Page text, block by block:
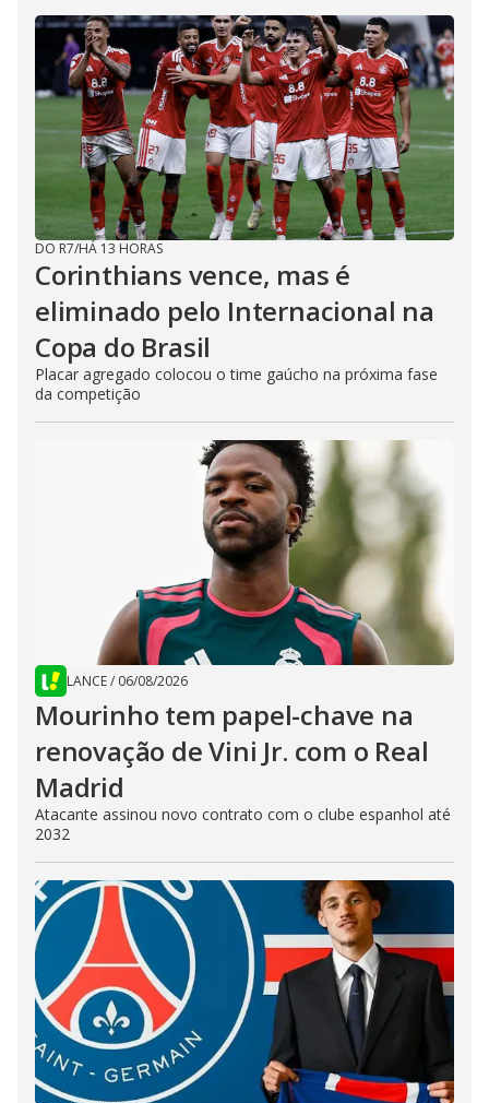
DO R7/HÁ 13 HORAS
Corinthians vence, mas é
eliminado pelo Internacional na
Copa do Brasil
Placar agregado colocou o time gaúcho na próxima fase
da competição
LANCE/ 06/08/2026
Mourinho tem papel-chave na
renovação de Vini Jr. com o Real
Madrid
Atacante assinou novo contrato com o clube espanhol até
2032